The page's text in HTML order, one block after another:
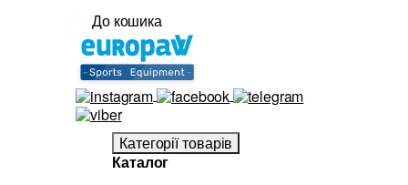
До кошика
Категорії товарів
Каталог